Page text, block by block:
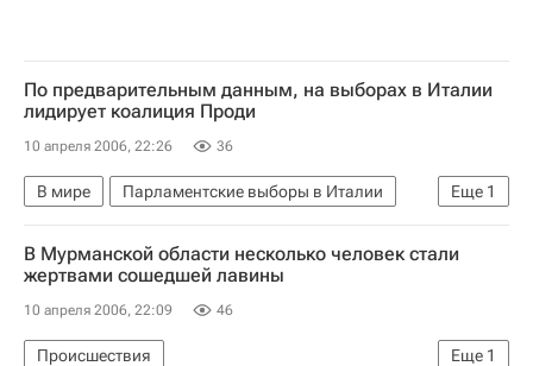
По предварительным данным, на выборах в Италии
лидирует коалиция Проди
10 апреля 2006, 22:26 36
Еще 1
В мире
Парламентские выборы в Италии
Итоги парламентских выборов в Италии
В Мурманской области несколько человек стали
жертвами сошедшей лавины
10 апреля 2006, 22:09 46
Еще 1
Происшествия